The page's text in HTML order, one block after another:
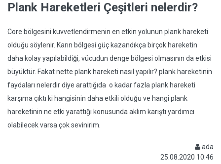
Plank Hareketleri Çeşitleri nelerdir?
Core bölgesini kuvvetlendirmenin en etkin yolunun plank hareketi
olduğu söylenir. Karın bölgesi güç kazandıkça birçok hareketin
daha kolay yapılabildiği, vücudun denge bölgesi olmasının da etkisi
büyüktür. Fakat nette plank hareketi nasıl yapılır? plank hareketinin
faydaları nelerdir diye arattığıda o kadar fazla plank hareketi
karşıma çıktı ki hangisinin daha etkili olduğu ve hangi plank
hareketinin ne etki yarattığı konusunda aklım karıştı yardımcı
olabilecek varsa çok sevinirim.
ada
25.08.2020 10:46